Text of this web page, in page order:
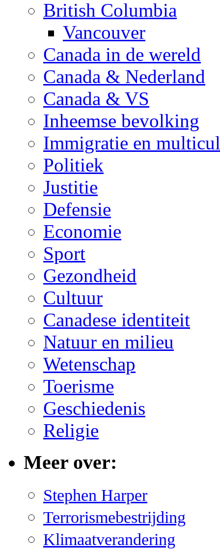
British Columbia
Vancouver
Canada in de wereld
Canada & Nederland
Canada & VS
Inheemse bevolking
Immigratie en
Politiek
Justitie
Defensie
Economie
Sport
Gezondheid
Cultuur
Canadese identiteit
Natuur en milieu
Wetenschap
Toerisme
Geschiedenis
Religie
Meer over:
Stephen Harper
Terrorismebestrijding
Klimaatverandering